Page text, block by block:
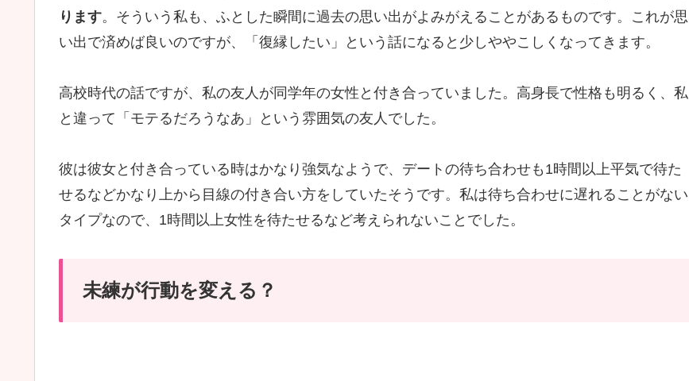
ります。そういう私も、ふとした瞬間に過去の思い出がよみがえることがあるものです。これが思
い出で済めば良いのですが、「復縁したい」という話になると少しややこしくなってきます。
高校時代の話ですが、私の友人が同学年の女性と付き合っていました。高身長で性格も明るく、私
と違って「モテるだろうなあ」という雰囲気の友人でした。
彼は彼女と付き合っている時はかなり強気なようで、デートの待ち合わせも1時間以上平気で待た
せるなどかなり上から目線の付き合い方をしていたそうです。私は待ち合わせに遅れることがない
タイプなので、1時間以上女性を待たせるなど考えられないことでした。
未練が行動を変える？